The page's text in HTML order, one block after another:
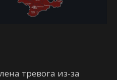
тревога из-за